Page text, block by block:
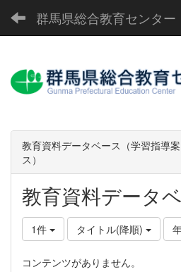
群馬県総合教育センター
教育資料データベース（学習指導
ス）
教育資料データ
1件 タイトル(降順)
コンテンツがありません。